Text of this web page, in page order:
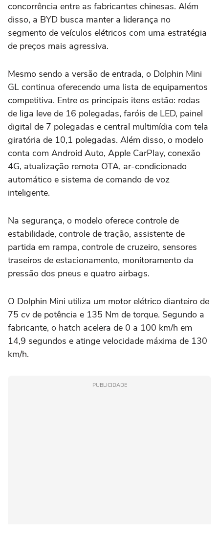
concorrência entre as fabricantes chinesas. Além
disso, a BYD busca manter a liderança no
segmento de veículos elétricos com uma estratégia
de preços mais agressiva.
Mesmo sendo a versão de entrada, o Dolphin Mini
GL continua oferecendo uma lista de equipamentos
competitiva. Entre os principais itens estão: rodas
de liga leve de 16 polegadas, faróis de LED, painel
digital de 7 polegadas e central multimídia com tela
giratória de 10,1 polegadas. Além disso, o modelo
conta com Android Auto, Apple CarPlay, conexão
4G, atualização remota OTA, ar-condicionado
automático e sistema de comando de voz
inteligente.
Na segurança, o modelo oferece controle de
estabilidade, controle de tração, assistente de
partida em rampa, controle de cruzeiro, sensores
traseiros de estacionamento, monitoramento da
pressão dos pneus e quatro airbags.
O Dolphin Mini utiliza um motor elétrico dianteiro de
75 cv de potência e 135 Nm de torque. Segundo a
fabricante, o hatch acelera de 0 a 100 km/h em
14,9 segundos e atinge velocidade máxima de 130
km/h.
PUBLICIDADE